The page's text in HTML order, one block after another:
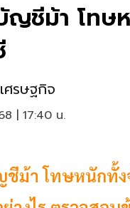
ญชีม้า โทษ
ศรษฐกิจ
| 17:40 น.
ชีม้า โทษหนักทั้